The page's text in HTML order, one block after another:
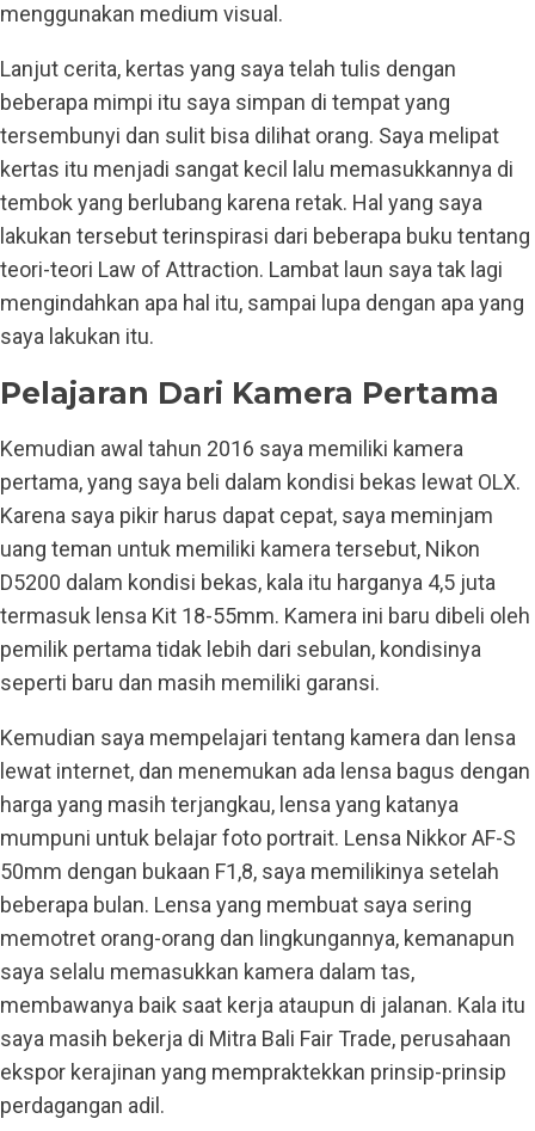
menggunakan medium visual.
Lanjut cerita, kertas yang saya telah tulis dengan
beberapa mimpi itu saya simpan di tempat yang
tersembunyi dan sulit bisa dilihat orang. Saya melipat
kertas itu menjadi sangat kecil lalu memasukkannya di
tembok yang berlubang karena retak. Hal yang saya
lakukan tersebut terinspirasi dari beberapa buku tentang
teori-teori Law of Attraction. Lambat laun saya tak lagi
mengindahkan apa hal itu, sampai lupa dengan apa yang
saya lakukan itu.
Pelajaran Dari Kamera Pertama
Kemudian awal tahun 2016 saya memiliki kamera
pertama, yang saya beli dalam kondisi bekas lewat OLX.
Karena saya pikir harus dapat cepat, saya meminjam
uang teman untuk memiliki kamera tersebut, Nikon
D5200 dalam kondisi bekas, kala itu harganya 4,5 juta
termasuk lensa Kit 18-55mm. Kamera ini baru dibeli oleh
pemilik pertama tidak lebih dari sebulan, kondisinya
seperti baru dan masih memiliki garansi.
Kemudian saya mempelajari tentang kamera dan lensa
lewat internet, dan menemukan ada lensa bagus dengan
harga yang masih terjangkau, lensa yang katanya
mumpuni untuk belajar foto portrait. Lensa Nikkor AF-S
50mm dengan bukaan F1,8, saya memilikinya setelah
beberapa bulan. Lensa yang membuat saya sering
memotret orang-orang dan lingkungannya, kemanapun
saya selalu memasukkan kamera dalam tas,
membawanya baik saat kerja ataupun di jalanan. Kala itu
saya masih bekerja di Mitra Bali Fair Trade, perusahaan
ekspor kerajinan yang mempraktekkan prinsip-prinsip
perdagangan adil.